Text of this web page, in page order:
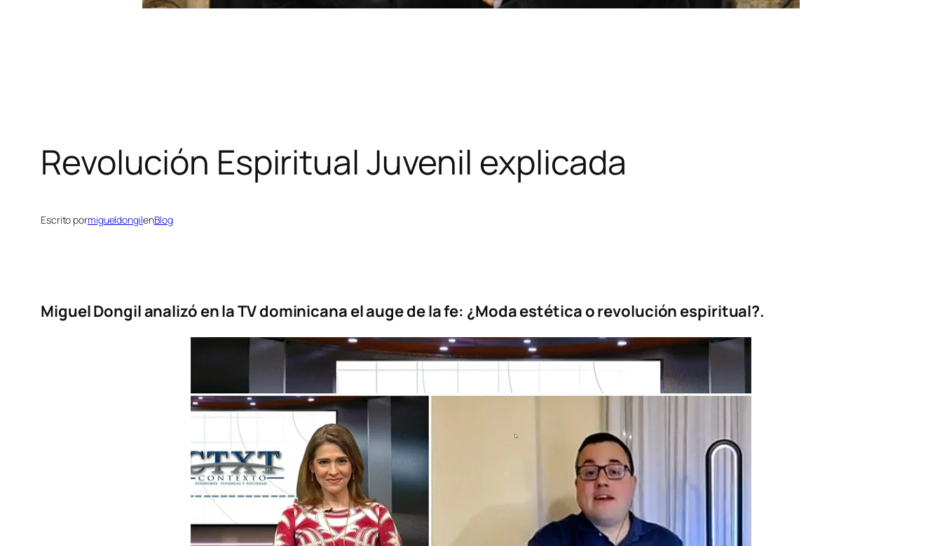
Revolución Espiritual Juvenil explicada
Escrito pormigueldongilenBlog
Miguel Dongil analizó en la TV dominicana el auge de la fe: ¿Moda estética o revolución espiritual?.